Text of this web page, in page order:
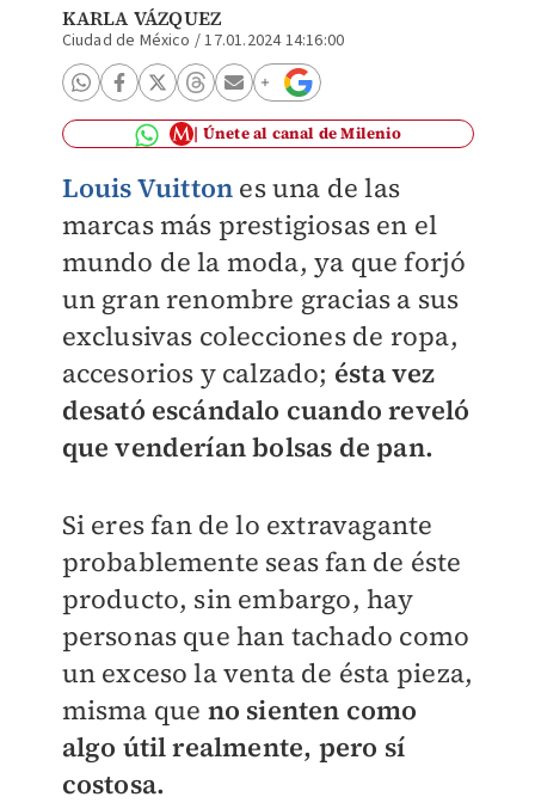
KARLA VÁZQUEZ
Ciudad de México /17.01.2024 14:16:00
Únete al canal de Milenio
Louis Vuitton es una de las
marcas más prestigiosas en el
mundo de la moda, ya que forjó
un gran renombre gracias a sus
exclusivas colecciones de ropa,
accesorios y calzado; ésta vez
desató escándalo cuando reveló
que venderían bolsas de pan.
Si eres fan de lo extravagante
probablemente seas fan de éste
producto, sin embargo, hay
personas que han tachado como
un exceso la venta de ésta pieza,
misma que no sienten como
algo útil realmente, pero sí
costosa.